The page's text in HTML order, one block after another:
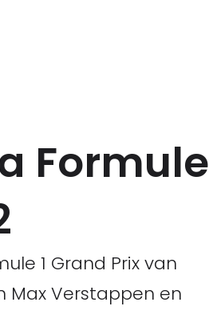
Formule
1 Grand Prix van
Max Verstappen en